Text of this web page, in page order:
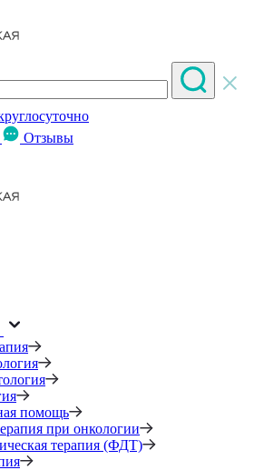
Отзывы
помощь
при онкологии
терапия (ФДТ)